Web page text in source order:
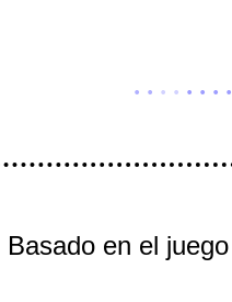
· · · · · · ·
Basado en el